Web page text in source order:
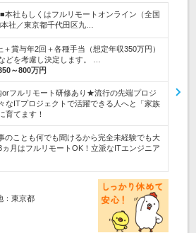
■本社もしくはフルリモートオンライン（全国
社／東京都千代田区九…
賞与年2回＋各種手当（想定年収350万円）
どを考慮し決定します。 …
～800万円
フルリモート研修あり★流行の先端プロジ
なITプロジェクトで活躍できる人へと「家族
育てます！
ことも何でも聞けるから完全未経験でも大
月はフルリモートOK！立派なITエンジニア
：東京都